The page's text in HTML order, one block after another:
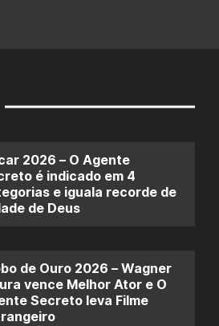
2026 – O Agente
é indicado em 4
e iguala recorde de
de Deus
de Ouro 2026 – Wagner
vence Melhor Ator e O
Secreto leva Filme